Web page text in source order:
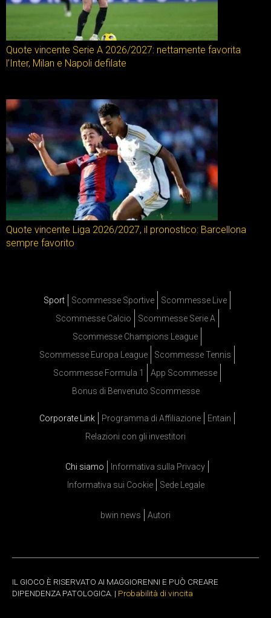
Quote vincente Serie A 2026/2027: nettamente favorita
l’Inter, Milan e Napoli defilate
Quote vincente Liga 2026/2027, il pronostico: Barcellona
sempre favorito
Sport Scommesse Sportive
Scommesse Live
Scommesse Calcio
Scommesse Serie A
Scommesse Champions League
Scommesse Europa League
Scommesse Tennis
Scommesse Formula 1
App Scommesse
Bonus di Benvenuto Scommesse
Corporate Link Programma di Affiliazione
Entain
Relazioni con gli investitori
Chi siamo
Informativa sulla Privacy
Informativa sui Cookie
Sede Legale
bwin news Autori
IL GIOCO È RISERVATO AI MAGGIORENNI E PUÒ CREARE
DIPENDENZA PATOLOGICA. | Probabilità di vincita